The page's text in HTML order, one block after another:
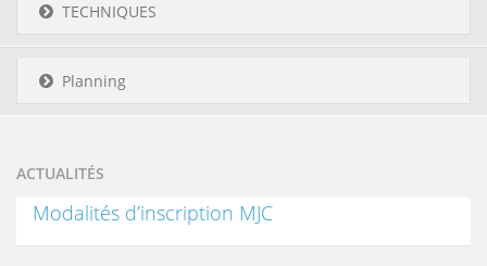
TECHNIQUES
Planning
ACTUALITÉS
Modalités d’inscription MJC